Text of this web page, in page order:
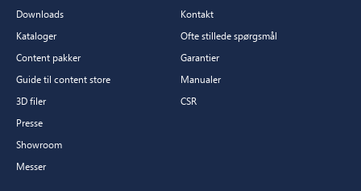
Downloads
Kataloger
Content pakker
Guide til content store
3D filer
Presse
Showroom
Messer
Kontakt
Ofte stillede spørgsmål
Garantier
Manualer
CSR